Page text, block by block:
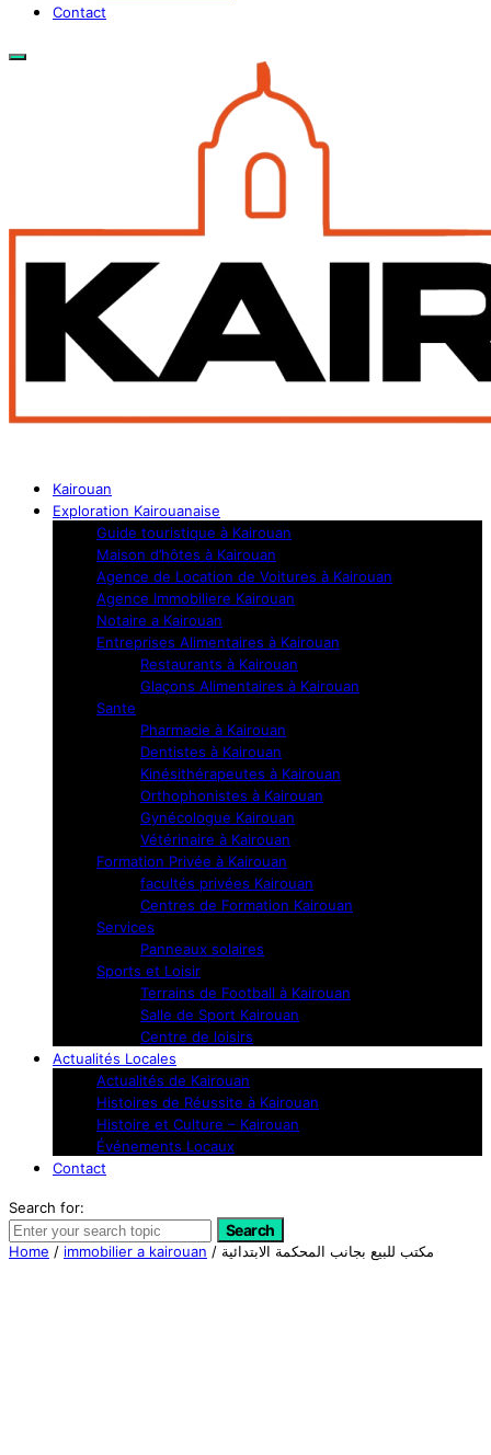
Contact
Kairouan
Exploration Kairouanaise
Guide touristique à Kairouan
Maison d’hôtes à Kairouan
Agence de Location de Voitures à Kairouan
Agence Immobiliere Kairouan
Notaire a Kairouan
Entreprises Alimentaires à Kairouan
Restaurants à Kairouan
Glaçons Alimentaires à Kairouan
Sante
Pharmacie à Kairouan
Dentistes à Kairouan
Kinésithérapeutes à Kairouan
Orthophonistes à Kairouan
Gynécologue Kairouan
Vétérinaire à Kairouan
Formation Privée à Kairouan
facultés privées Kairouan
Centres de Formation Kairouan
Services
Panneaux solaires
Sports et Loisir
Terrains de Football à Kairouan
Salle de Sport Kairouan
Centre de loisirs
Actualités Locales
Actualités de Kairouan
Histoires de Réussite à Kairouan
Histoire et Culture – Kairouan
Événements Locaux
Contact
Search for:
Search
Home / immobilier a kairouan / مكتب للبيع بجانب المحكمة الابتدائية